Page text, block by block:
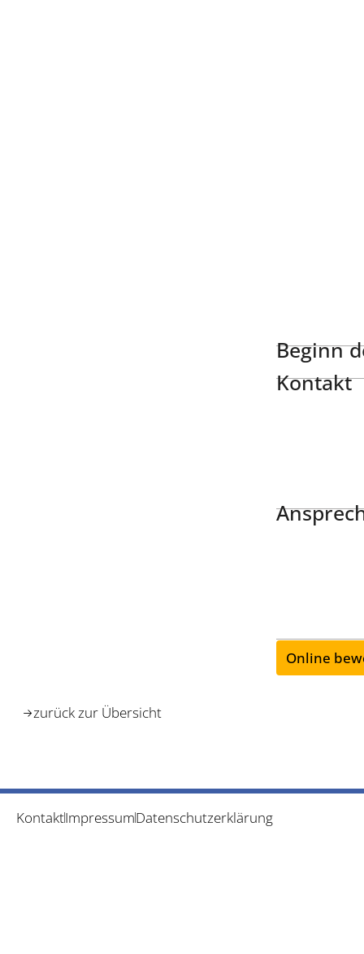
Beginn
Kontakt
Online
zurück zur Übersicht
KontaktImpressumDatenschutzerklärung